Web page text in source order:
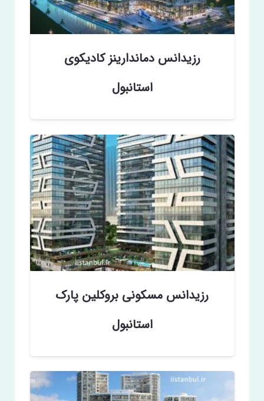
رزیدانس دماندارینز کادیکوی
استانبول
رزیدانس مسکونی بروکلین پارک
استانبول